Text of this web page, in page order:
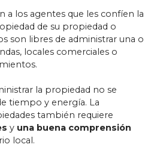
a los agentes que les confíen la
de su propiedad o
son libres de administrar una o
locales comerciales o
la propiedad no se
tiempo y energía. La
también requiere
y una buena comprensión
local.